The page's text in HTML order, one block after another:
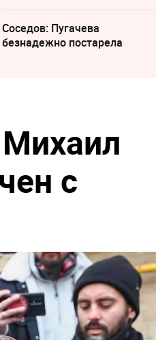
Соседов: Пугачева
безнадежно постарела
с